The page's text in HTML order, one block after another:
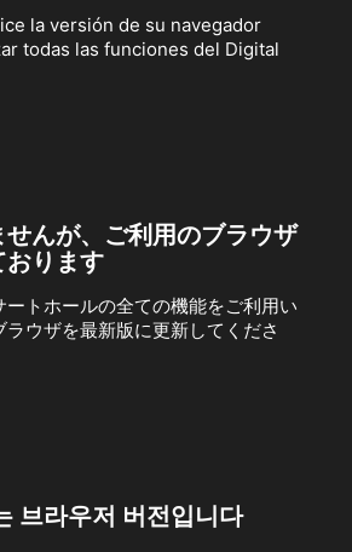
la versión de su navegador
todas las funciones del Digital
んが、ご利用のブラウザ
おります
ートホールの全ての機能をご利用い
ウザを最新版に更新してくださ
브라우저 버전입니다